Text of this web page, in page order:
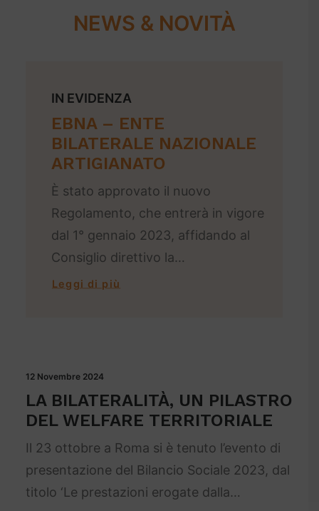
NEWS & NOVITÀ
IN EVIDENZA
EBNA – ENTE
BILATERALE NAZIONALE
ARTIGIANATO
È stato approvato il nuovo
Regolamento, che entrerà in vigore
dal 1° gennaio 2023, affidando al
Consiglio direttivo la…
Leggi di più
12 Novembre 2024
LA BILATERALITÀ, UN PILASTRO
DEL WELFARE TERRITORIALE
Il 23 ottobre a Roma si è tenuto l’evento di
presentazione del Bilancio Sociale 2023, dal
titolo ‘Le prestazioni erogate dalla…